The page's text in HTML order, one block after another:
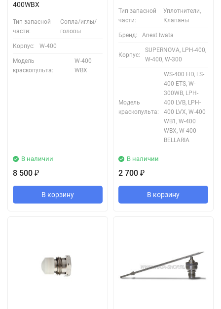
400WBX
Тип запасной
части:
Сопла/иглы/
головы
Корпус: W-400
Модель
краскопульта:
W-400
WBX
В наличии
8 500 ₽
В корзину
Тип запасной
части:
Уплотнители,
Клапаны
Бренд: Anest Iwata
Корпус:
SUPERNOVA, LPH-400,
W-400, W-300
Модель
краскопульта:
WS-400 HD, LS-
400 ETS, W-
300WB, LPH-
400 LVB, LPH-
400 LVX, W-400
WB1, W-400
WBX, W-400
BELLARIA
В наличии
2 700 ₽
В корзину